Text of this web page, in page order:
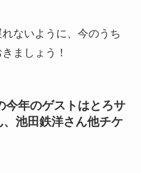
ないように、今のうち
ましょう！
今年のゲストはとろサ
池田鉄洋さん他チケ